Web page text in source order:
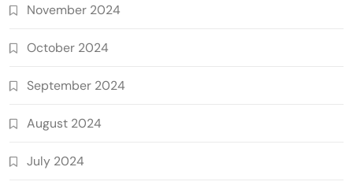
November 2024
October 2024
September 2024
August 2024
July 2024